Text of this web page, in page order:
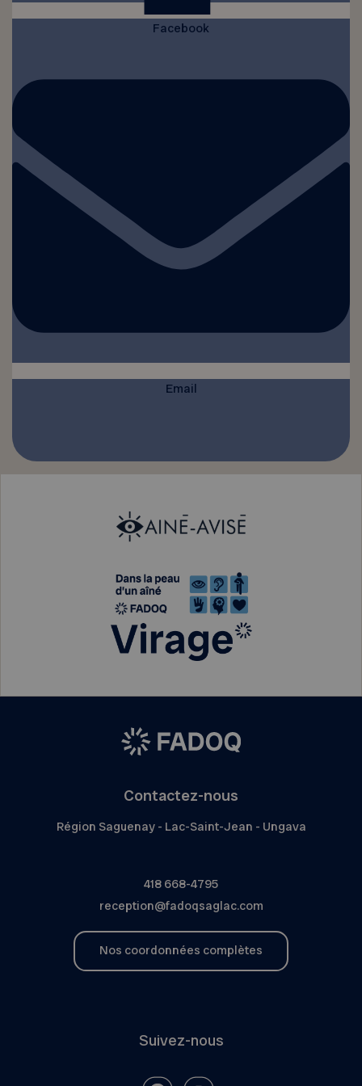
Facebook
Email
Contactez-nous
Région Saguenay - Lac-Saint-Jean - Ungava
418 668-4795
reception@fadoqsaglac.com
Nos coordonnées complètes
Suivez-nous